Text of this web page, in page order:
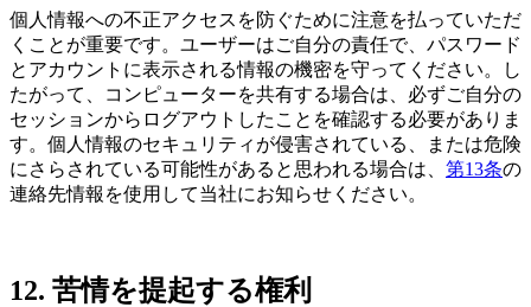
個人情報への不正アクセスを防ぐために注意を払っていただ
くことが重要です。ユーザーはご自分の責任で、パスワード
とアカウントに表示される情報の機密を守ってください。し
たがって、コンピューターを共有する場合は、必ずご自分の
セッションからログアウトしたことを確認する必要がありま
す。個人情報のセキュリティが侵害されている、または危険
にさらされている可能性があると思われる場合は、 第13条の
連絡先情報を使用して当社にお知らせください。
12. 苦情を提起する権利